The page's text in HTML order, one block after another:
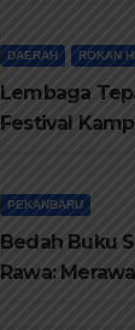
DAERAH ROKAN
Lembaga
Festival
PEKANBARU
Bedah Buku
Rawa: